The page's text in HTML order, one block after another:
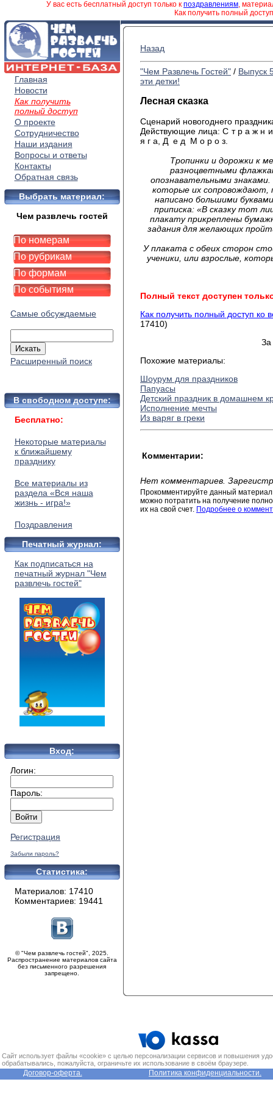
У вас есть бесплатный доступ только к поздравлениям,
Как получить полный
Главная
Новости
Как получить
полный доступ
О проекте
Сотрудничество
Наши издания
Вопросы и ответы
Контакты
Обратная связь
Выбрать материал:
Чем развлечь гостей
По номерам
По рубрикам
По формам
По событиям
Самые обсуждаемые
Расширенный поиск
В свободном доступе:
Бесплатно:
Некоторые материалы
к ближайшему
празднику
Все материалы из
раздела «Вся наша
жизнь - игра!»
Поздравления
Печатный журнал:
Как подписаться на
печатный журнал "Чем
развлечь гостей"
Вход:
Логин:
Пароль:
Регистрация
Забыли пароль?
Статистика:
Материалов: 17410
Комментариев: 19441
© "Чем развлечь гостей", 2025.
Распространение материалов сайта
без письменного разрешения
запрещено.
Назад
"Чем Развлечь Гостей" / Выпуск
эти детки!
Лесная сказка
Сценарий новогоднего
Действующие лица: С т р а ж н
я г а, Д е д М о р о з.
Тропинки и дорожки к
разноцветными
опознавательными
которые их сопровождают,
написано большими
приписка: «В сказку тот
плакату прикреплены
задания для желающих
У плаката с обеих сторон
ученики, или взрослые,
Полный текст доступен
Как получить полный доступ ко
17410)
За
Похожие материалы:
Шоурум для праздников
Папуасы
Детский праздник в домашнем
Исполнение мечты
Из варяг в греки
Комментарии:
Нет комментариев.
Прокомментируйте данный
можно потратить на получение
их на свой счет. Подробнее о
Сайт использует файлы «cookie» с целью персонализации сервисов и повышения
обрабатывались, пожалуйста, ограничьте их использование в своём браузере.
Договор-оферта. Политика конфиденциальности.